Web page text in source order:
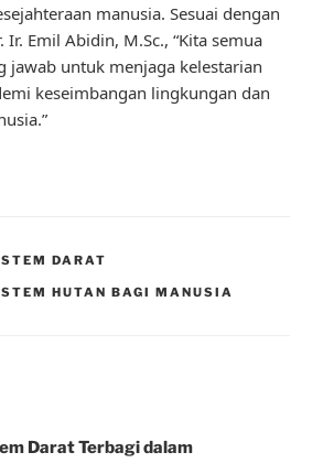
manusia. Sesuai dengan
Ir. Emil Abidin, M.Sc., “Kita semua
jawab untuk menjaga kelestarian
keseimbangan lingkungan dan
DARAT
HUTAN BAGI MANUSIA
Darat Terbagi dalam